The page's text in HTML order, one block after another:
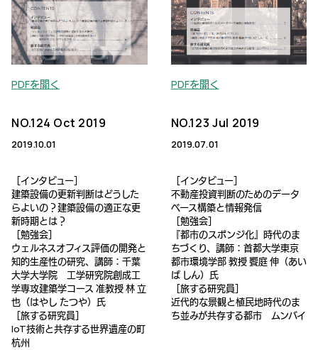
PDFを開く
NO.124 Oct 2019
2019.10.01
［インタビュー］
建築設備の更新判断はどうした
らよいの？建築設備の適正な更
新時期とは？
［勉強会］
ウェルネスオフィス評価の開発と
知的生産性の研究、講師：千葉
大学大学院 工学研究院創成工
学専攻建築学コース 准教授 林 立
也（はやし たつや）氏
［旅する研究員］
IoT技術と共存する世界遺産の町
杭州
PDFを開く
NO.123 Jul 2019
2019.07.01
［インタビュー］
不動産投資判断のためのデータ
ベース構築と情報発信
［勉強会］
『都市のスポンジ化』時代のま
ちづくり、講師：首都大学東京
都市環境学部 教授 饗庭 伸（あい
ば しん）氏
［旅する研究員］
近代的な景観と植民地時代のま
ち並みが共存する都市 ムンバイ